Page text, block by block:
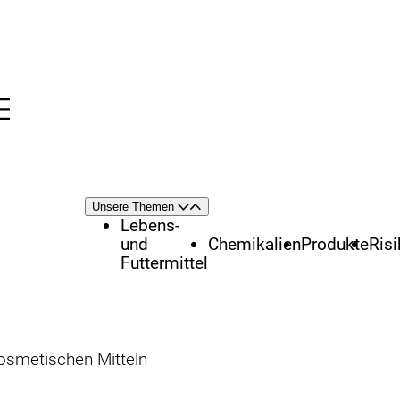
Themenschwerpunkte
Unsere Themen Öffnen
Schließen
Lebens-
und
Futtermittel
ChemikalienProdukte
Mitteln